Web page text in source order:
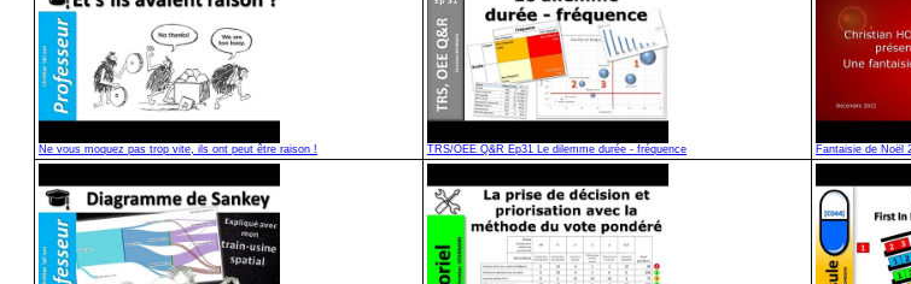
Ne vous moquez pas trop vite, ils ont peut être raison ! TRS/OEE Q&R Ep31 Le dilemme durée - fréquence Fantaisie de Noël